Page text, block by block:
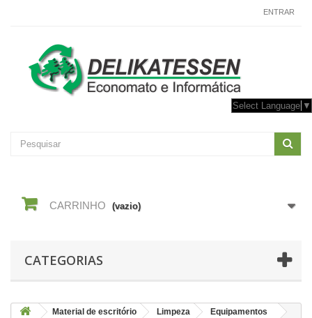
ENTRAR
Select Language ▼
CARRINHO (vazio)
CATEGORIAS
Material de escritório Limpeza
Equipamentos